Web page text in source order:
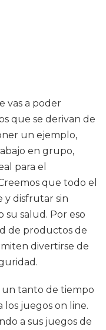
vas a poder
que se derivan de
un ejemplo,
en grupo,
para el
que todo el
y disfrutar sin
su salud. Por eso
de productos de
divertirse de
un tanto de tiempo
juegos on line.
a sus juegos de